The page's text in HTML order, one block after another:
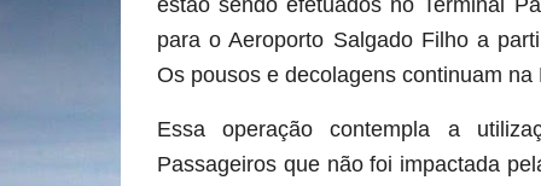
estão sendo efetuados no Terminal
para o Aeroporto Salgado Filho a
Os pousos e decolagens continuam
Essa operação contempla a
Passageiros que não foi impactada